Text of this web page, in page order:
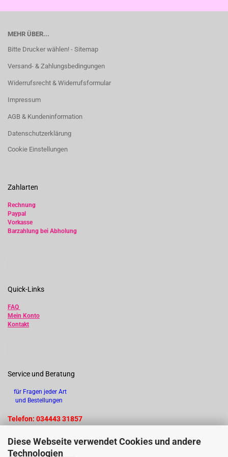
Diese Webseite verwendet Cookies und andere
Technologien
MEHR ÜBER...
Bitte Drucker wählen! - Sitemap
Versand- & Zahlungsbedingungen
Widerrufsrecht & Widerrufsformular
Impressum
AGB & Kundeninformation
Datenschutzerklärung
Cookie Einstellungen
Zahlarten
Rechnung
Paypal
Vorkasse
Barzahlung bei Abholung
Quick-Links
FAQ
Mein Konto
Kontakt
Service und Beratung
für Fragen jeder Art
und Bestellungen
Telefon: 034443 31857